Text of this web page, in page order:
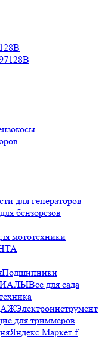
для генераторов
бензорезов
мототехники
Подшипники
Все для сада
Электроинструмент
для триммеров
Яндекс.Маркет f